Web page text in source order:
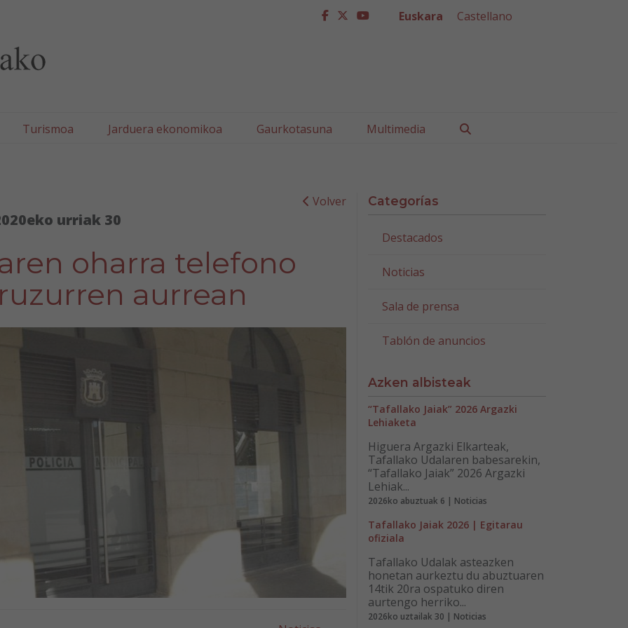
facebook
twitter
youtube
Euskara Castellano
Turismoa Jarduera ekonomikoa Gaurkotasuna Multimedia
Volver
urriak 30
oharra telefono
aurrean
Categorías
Destacados
Noticias
Sala de prensa
Tablón de anuncios
Azken albisteak
“Tafallako Jaiak” 2026 Argazki
Lehiaketa
Higuera Argazki Elkarteak,
Tafallako Udalaren babesarekin,
“Tafallako Jaiak” 2026 Argazki
Lehiak...
2026ko abuztuak 6 | Noticias
Tafallako Jaiak 2026 | Egitarau
ofiziala
Tafallako Udalak asteazken
honetan aurkeztu du abuztuaren
14tik 20ra ospatuko diren
aurtengo herriko...
2026ko uztailak 30 | Noticias